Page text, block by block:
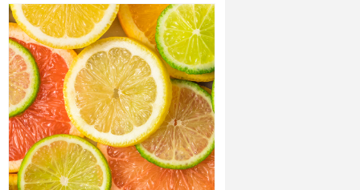
真皮饱满结构，重构健康肌肤，恢复肌肤的
饱满弹润，同时调节基质环境的稳态平衡，
由内而外构筑健康的皮肤环境。